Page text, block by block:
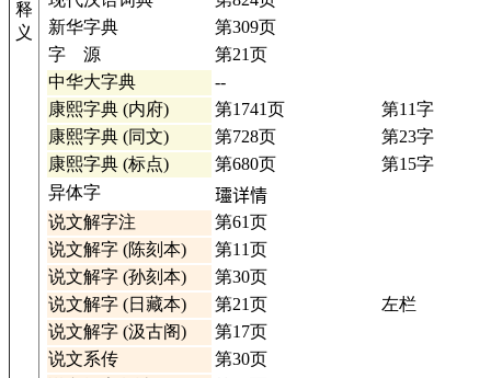
释
义
新华字典
第309页
字 源
第21页
中华大字典
--
康熙字典 (内府)
第1741页
第11字
康熙字典 (同文)
第728页
第23字
康熙字典 (标点)
第680页
第15字
异体字
𤫩详情
说文解字注
第61页
说文解字 (陈刻本)
第11页
说文解字 (孙刻本)
第30页
说文解字 (日藏本)
第21页
左栏
说文解字 (汲古阁)
第17页
说文系传
第30页